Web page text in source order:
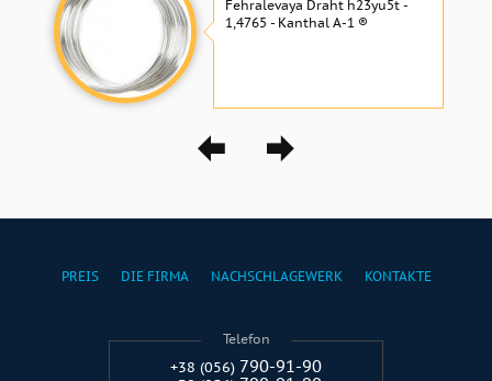
Fehralevaya Draht h23yu5t -
1,4765 - Kanthal A-1 ®
PREIS DIE FIRMA NACHSCHLAGEWERK KONTAKTE
Telefon
+38 (056) 790-91-90